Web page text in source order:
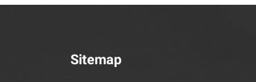
Sitemap